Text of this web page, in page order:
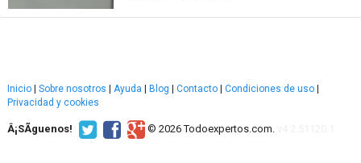
Inicio Sobre nosotros Ayuda Blog Contacto Condiciones de uso
Privacidad y cookies
Â¡SÃ­guenos! © 2026 Todoexpertos.com.